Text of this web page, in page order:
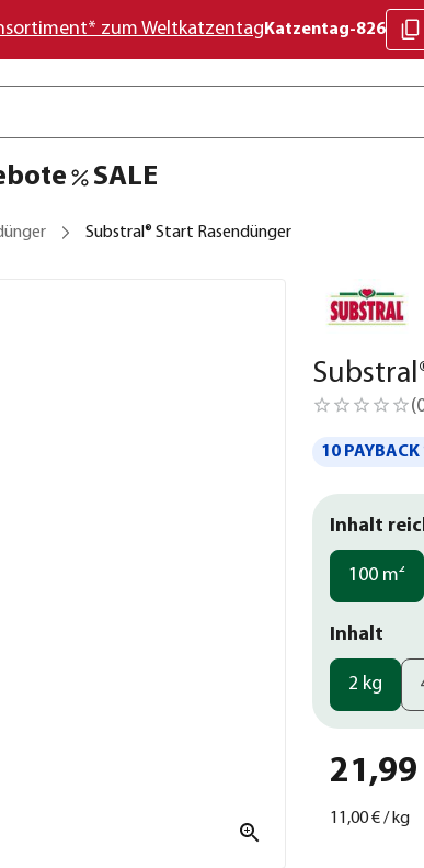
zum Weltkatzentag Katzentag-826
SALE
Substral® Start Rasendünger
(
10
Inhalt
100 m²
Inhalt
2 kg
21,99
11,00 €/ kg